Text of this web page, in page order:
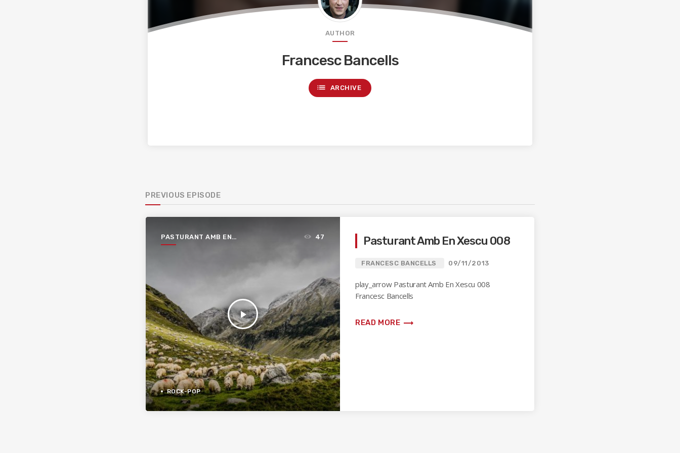
AUTHOR
Francesc Bancells
list ARCHIVE
PREVIOUS EPISODE
PASTURANT AMB EN
XESCU
play_arrow
47
ROCK-POP
Pasturant Amb En Xescu 008
FRANCESC BANCELLS 09/11/2013
play_arrow Pasturant Amb En Xescu 008
Francesc Bancells
READ MORE trending_flat